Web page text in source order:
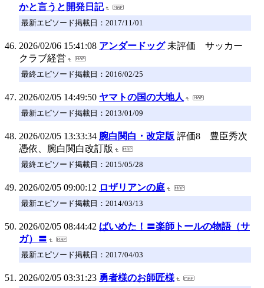
かと言うと開発日記
最新エピソード掲載日：2017/11/01
2026/02/06 15:41:08 アンダードッグ 未評価 サッカー
クラブ経営
最終エピソード掲載日：2016/02/25
2026/02/05 14:49:50 ヤマトの国の大地人
最新エピソード掲載日：2013/01/09
2026/02/05 13:33:34 腕白関白・改定版 評価8 豊臣秀次
憑依、腕白関白改訂版
最終エピソード掲載日：2015/05/28
2026/02/05 09:00:12 ロザリアンの庭
最新エピソード掲載日：2014/03/13
2026/02/05 08:44:42 ばいめた！〓楽師トールの物語（サ
ガ）〓
最新エピソード掲載日：2017/04/03
2026/02/05 03:31:23 勇者様のお師匠様